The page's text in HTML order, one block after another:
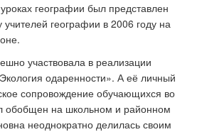
географии был представлен
географии в 2006 году на
участвовала в реализации
одаренности». А её личный
сопровождение обучающихся во
обобщен на школьном и районном
неоднократно делилась своим